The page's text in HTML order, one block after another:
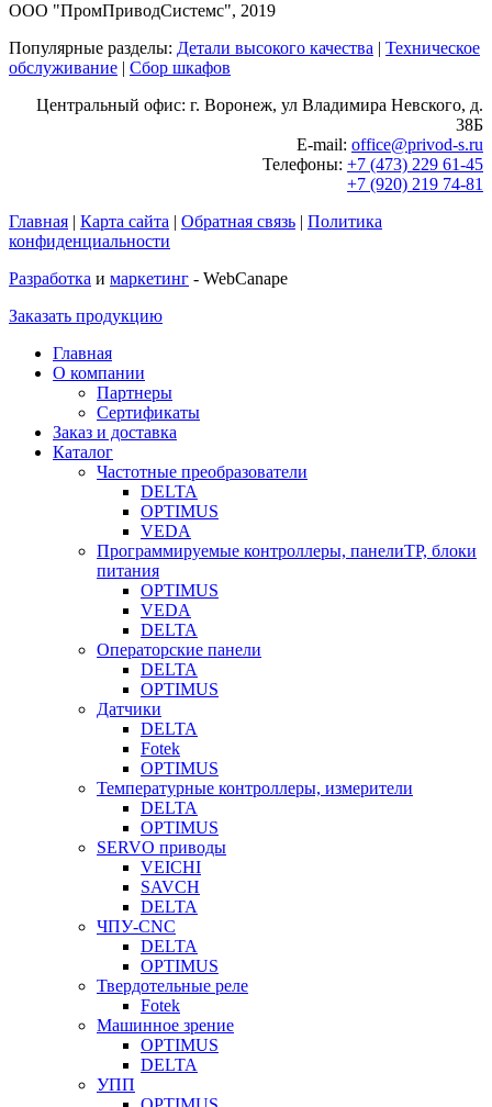
ООО "ПромПриводСистемс", 2019
Популярные разделы: Детали высокого качества | Техническое
обслуживание | Сбор шкафов
Центральный офис: г. Воронеж, ул Владимира Невского, д.
38Б
E-mail: office@privod-s.ru
Телефоны: +7 (473) 229 61-45
+7 (920) 219 74-81
Главная | Карта сайта | Обратная связь | Политика
конфиденциальности
Разработка и маркетинг - WebCanape
Заказать продукцию
Главная
О компании
Партнеры
Сертификаты
Заказ и доставка
Каталог
Частотные преобразователи
DELTA
OPTIMUS
VEDA
Программируемые контроллеры, панелиTP, блоки
питания
OPTIMUS
VEDA
DELTA
Операторские панели
DELTA
OPTIMUS
Датчики
DELTA
Fotek
OPTIMUS
Температурные контроллеры, измерители
DELTA
OPTIMUS
SERVO приводы
VEICHI
SAVCH
DELTA
ЧПУ-CNC
DELTA
OPTIMUS
Твердотельные реле
Fotek
Машинное зрение
OPTIMUS
DELTA
УПП